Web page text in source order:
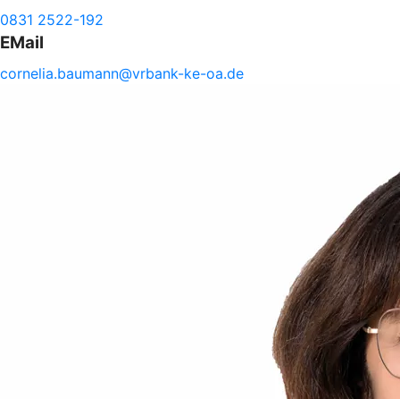
0831 2522-192
EMail
cornelia.baumann@vrbank-ke-oa.de